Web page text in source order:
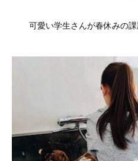
可愛い学生さんが春休みの